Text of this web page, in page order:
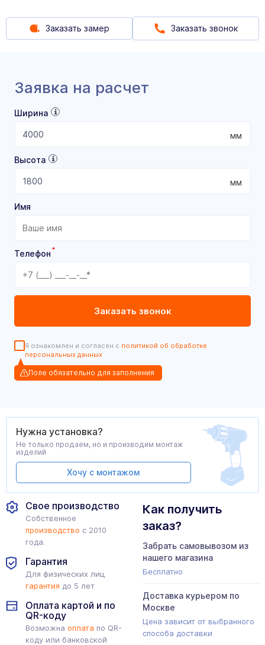
Заказать замер Заказать звонок
Заявка на расчет
Ширина
мм
Высота
мм
Имя
Телефон *
Я ознакомлен и согласен с политикой об обработке
персональных данных
Поле обязательно для заполнения
Свое производство
Собственное
производство с 2010
года.
Гарантия
Для физических лиц
гарантия до 5 лет
Оплата картой и по
QR-коду
Возможна оплата по QR-
коду или банковской
Как получить
заказ?
Забрать самовывозом из
нашего магазина
Бесплатно
Доставка курьером по
Москве
Цена зависит от выбранного
способа доставки
Нужна установка?
Не только продаем, но и производим монтаж
изделий
Хочу с монтажом